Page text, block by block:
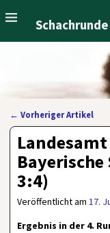
Schachrunde
Artikelnavigation
← Vorheriger Artikel
3:4)
Veröffentlicht am17.
Ergebnis in der 4.